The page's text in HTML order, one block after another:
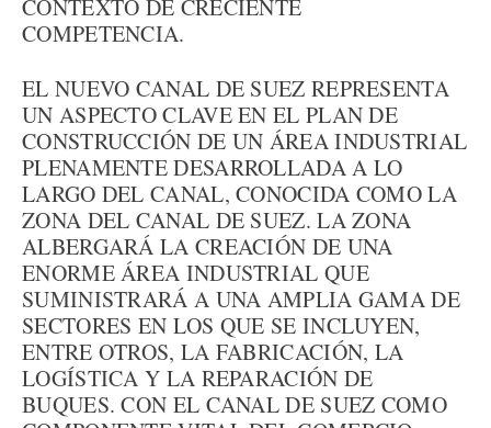
CONTEXTO DE CRECIENTE
COMPETENCIA.
EL NUEVO CANAL DE SUEZ REPRESENTA
UN ASPECTO CLAVE EN EL PLAN DE
CONSTRUCCIÓN DE UN ÁREA INDUSTRIAL
PLENAMENTE DESARROLLADA A LO
LARGO DEL CANAL, CONOCIDA COMO LA
ZONA DEL CANAL DE SUEZ. LA ZONA
ALBERGARÁ LA CREACIÓN DE UNA
ENORME ÁREA INDUSTRIAL QUE
SUMINISTRARÁ A UNA AMPLIA GAMA DE
SECTORES EN LOS QUE SE INCLUYEN,
ENTRE OTROS, LA FABRICACIÓN, LA
LOGÍSTICA Y LA REPARACIÓN DE
BUQUES. CON EL CANAL DE SUEZ COMO